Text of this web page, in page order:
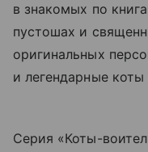
в знакомых по
пустошах и
оригинальных
и легендарные
Серия «Коты-